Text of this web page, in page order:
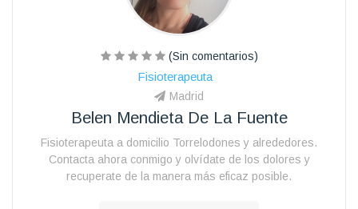
(Sin comentarios)
Fisioterapeuta
Madrid
Belen Mendieta De La Fuente
Fisioterapeuta a domicilio Torrelodones y alrededores.
Contacta ahora conmigo y olvídate de los dolores y
recuperate de la manera más eficaz posible.